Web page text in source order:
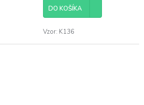
DO KOŠÍKA
Vzor: K136